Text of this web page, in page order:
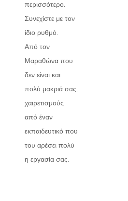
περισσότερο.
Συνεχίστε με τον
ίδιο ρυθμό.
Από τον
Μαραθώνα που
δεν είναι και
πολύ μακριά σας,
χαιρετισμούς
από έναν
εκπαιδευτικό που
του αρέσει πολύ
η εργασία σας.